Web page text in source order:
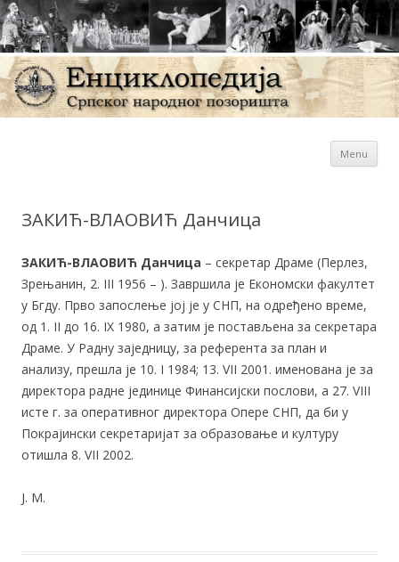
Енциклопедија СрпскогMenu
ЗАКИЋ-ВЛАОВИЋ Данчица
ЗАКИЋ-ВЛАОВИЋ Данчица – секретар Драме (Перлез,
Зрењанин, 2. III 1956 – ). Завршила је Економски факултет
у Бгду. Прво запослење јој је у СНП, на одређено време,
од 1. II до 16. IX 1980, а затим је постављена за секретара
Драме. У Радну заједницу, за референта за план и
анализу, прешла је 10. I 1984; 13. VII 2001. именована је за
директора радне јединице Финансијски послови, а 27. VIII
исте г. за оперативног директора Опере СНП, да би у
Покрајински секретаријат за образовање и културу
отишла 8. VII 2002.
Ј. М.